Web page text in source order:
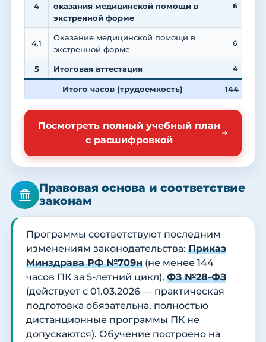
4
оказания медицинской помощи в
экстренной форме
6
4.1
Оказание медицинской помощи в
экстренной форме
6
5 Итоговая аттестация 4
Итого часов (трудоемкость) 144
Посмотреть полный учебный план
с расшифровкой
Правовая основа и соответствие
законам
Программы соответствуют последним
изменениям законодательства: Приказ
Минздрава РФ №709н (не менее 144
часов ПК за 5-летний цикл), ФЗ №28-ФЗ
(действует с 01.03.2026 — практическая
подготовка обязательна, полностью
дистанционные программы ПК не
допускаются). Обучение построено на